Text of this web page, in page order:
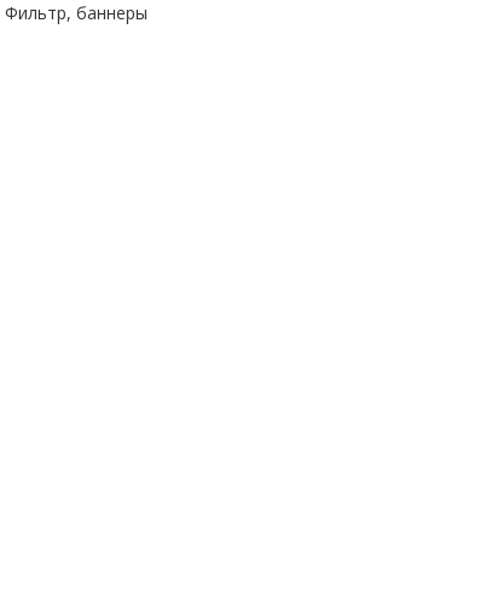
Фильтр, баннеры